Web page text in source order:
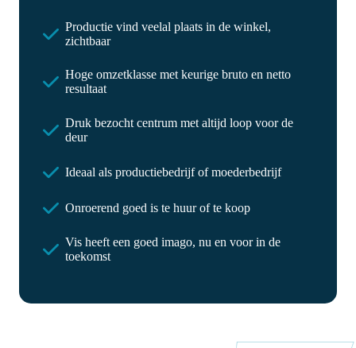
Productie vind veelal plaats in de winkel,
zichtbaar
Hoge omzetklasse met keurige bruto en netto
resultaat
Druk bezocht centrum met altijd loop voor de
deur
Ideaal als productiebedrijf of moederbedrijf
Onroerend goed is te huur of te koop
Vis heeft een goed imago, nu en voor in de
toekomst